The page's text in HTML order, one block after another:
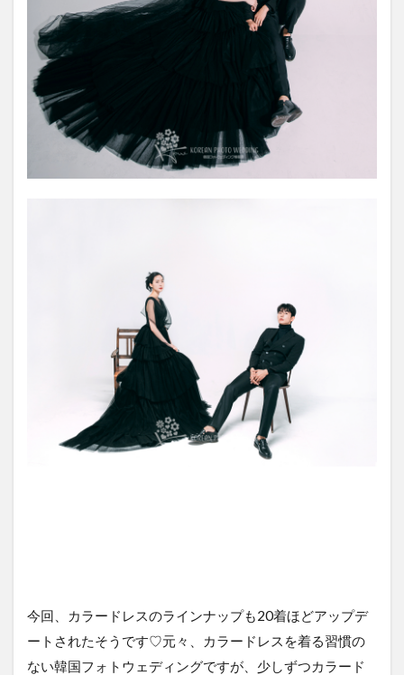
今回、カラードレスのラインナップも20着ほどアップデ
ートされたそうです♡元々、カラードレスを着る習慣の
ない韓国フォトウェディングですが、少しずつカラード